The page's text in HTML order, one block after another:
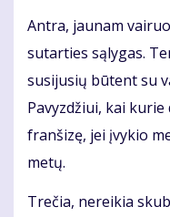
Antra, jaunam
sutarties sąlygas.
susijusių būtent su
Pavyzdžiui, kai
franšizę, jei įvykio
metų.
Trečia, nereikia